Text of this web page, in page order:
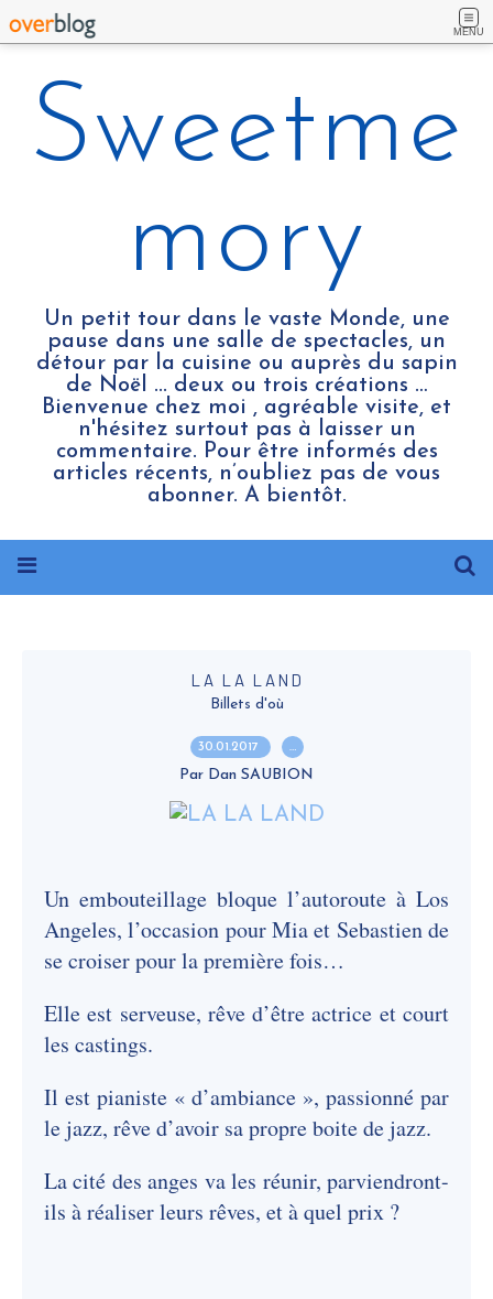
MENU
Sweetme
mory
Un petit tour dans le vaste Monde, une
pause dans une salle de spectacles, un
détour par la cuisine ou auprès du sapin
de Noël ... deux ou trois créations …
Bienvenue chez moi , agréable visite, et
n'hésitez surtout pas à laisser un
commentaire. Pour être informés des
articles récents, n’oubliez pas de vous
abonner. A bientôt.
LA LA LAND
Billets d'où
30.01.2017 …
Par Dan SAUBION
Un embouteillage bloque l’autoroute à Los
Angeles, l’occasion pour Mia et Sebastien de
se croiser pour la première fois…
Elle est serveuse, rêve d’être actrice et court
les castings.
Il est pianiste « d’ambiance », passionné par
le jazz, rêve d’avoir sa propre boite de jazz.
La cité des anges va les réunir, parviendront-
ils à réaliser leurs rêves, et à quel prix ?